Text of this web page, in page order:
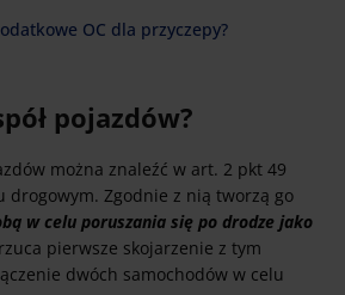
OC dla przyczepy?
pojazdów?
można znaleźć w art. 2 pkt 49
drogowym. Zgodnie z nią tworzą go
w celu poruszania się po drodze jako
pierwsze skojarzenie z tym
dwóch samochodów w celu